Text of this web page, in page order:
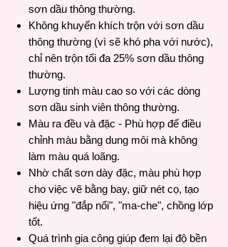
sơn dầu thông thường.
Không khuyến khích trộn với sơn dầu
thông thường (vì sẽ khó pha với nước),
chỉ nên trộn tối đa 25% sơn dầu thông
thường.
Lượng tinh màu cao so với các dòng
sơn dầu sinh viên thông thường.
Màu ra đều và đặc - Phù hợp để điều
chỉnh màu bằng dung môi mà không
làm màu quá loãng.
Nhờ chất sơn dày đặc, màu phù hợp
cho việc vẽ bằng bay, giữ nét cọ, tạo
hiệu ứng "đắp nổi", "ma-che", chồng lớp
tốt.
Quá trình gia công giúp đem lại độ bền